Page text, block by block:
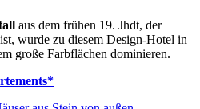
aus dem frühen 19. Jhdt, der
wurde zu diesem Design-Hotel in
große Farbflächen dominieren.